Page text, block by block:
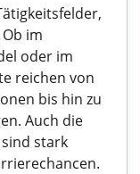
im
oder im
reichen von
bis hin zu
Auch die
stark